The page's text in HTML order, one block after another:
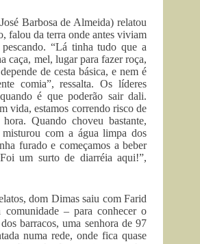
Barbosa de Almeida) relatou
falou da terra onde antes viviam
“Lá tinha tudo que a
caça, mel, lugar para fazer roça,
de cesta básica, e nem é
comia”, ressalta. Os líderes
é que poderão sair dali.
vida, estamos correndo risco de
Quando choveu bastante,
com a água limpa dos
furado e começamos a beber
um surto de diarréia aqui!”,
dom Dimas saiu com Farid
– para conhecer o
barracos, uma senhora de 97
numa rede, onde fica quase